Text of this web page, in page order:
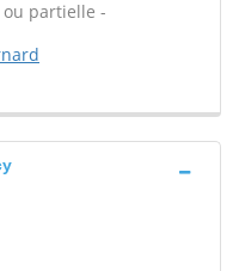
partielle -